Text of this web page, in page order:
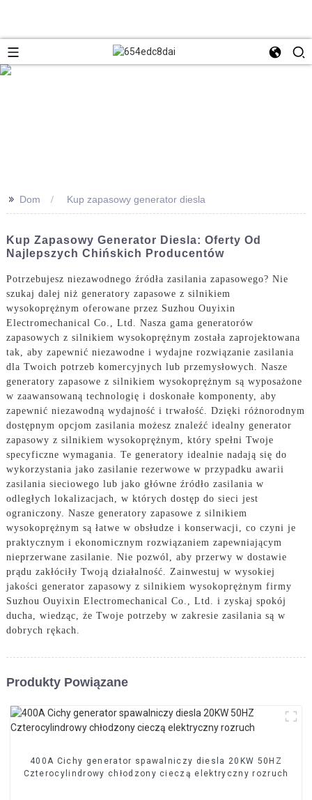
>> Dom Kup zapasowy generator diesla
Kup Zapasowy Generator Diesla: Oferty Od
Najlepszych Chińskich Producentów
Potrzebujesz niezawodnego źródła zasilania zapasowego? Nie
szukaj dalej niż generatory zapasowe z silnikiem
wysokoprężnym oferowane przez Suzhou Ouyixin
Electromechanical Co., Ltd. Nasza gama generatorów
zapasowych z silnikiem wysokoprężnym została zaprojektowana
tak, aby zapewnić niezawodne i wydajne rozwiązanie zasilania
dla Twoich potrzeb komercyjnych lub przemysłowych. Nasze
generatory zapasowe z silnikiem wysokoprężnym są wyposażone
w zaawansowaną technologię i doskonałe komponenty, aby
zapewnić niezawodną wydajność i trwałość. Dzięki różnorodnym
dostępnym opcjom zasilania możesz znaleźć idealny generator
zapasowy z silnikiem wysokoprężnym, który spełni Twoje
specyficzne wymagania. Te generatory idealnie nadają się do
wykorzystania jako zasilanie rezerwowe w przypadku awarii
zasilania sieciowego lub jako główne źródło zasilania w
odległych lokalizacjach, w których dostęp do sieci jest
ograniczony. Nasze generatory zapasowe z silnikiem
wysokoprężnym są łatwe w obsłudze i konserwacji, co czyni je
praktycznym i ekonomicznym rozwiązaniem zapewniającym
nieprzerwane zasilanie. Nie pozwól, aby przerwy w dostawie
prądu zakłóciły Twoją działalność. Zainwestuj w wysokiej
jakości generator zapasowy z silnikiem wysokoprężnym firmy
Suzhou Ouyixin Electromechanical Co., Ltd. i zyskaj spokój
ducha, wiedząc, że Twoje potrzeby w zakresie zasilania są w
dobrych rękach.
Produkty Powiązane
400A Cichy generator spawalniczy diesla 20KW 50HZ
Czterocylindrowy chłodzony cieczą elektryczny rozruch